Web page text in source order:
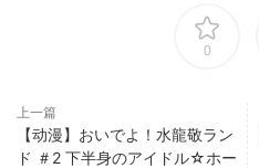
0
上一篇
【动漫】おいでよ！水龍敬ラン
ド ＃2 下半身のアイドル☆ホー